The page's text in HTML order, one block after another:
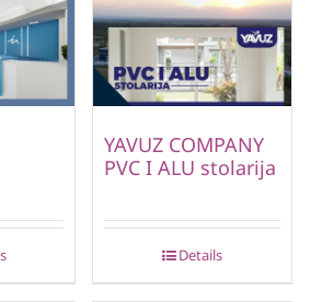
YAVUZ COMPANY
PVC I ALU stolarija
Details